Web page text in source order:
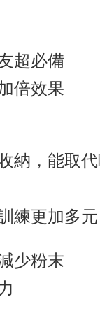
超必備
倍效果
納，能取
練更加多元
少粉末